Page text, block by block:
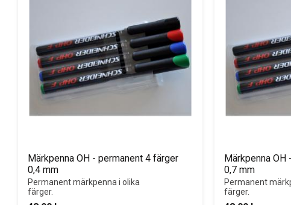
Märkpenna OH - permanent 4 färger
0,4 mm
Permanent märkpenna i olika
färger.
Märkpenna OH
0,7 mm
Permanent
färger.